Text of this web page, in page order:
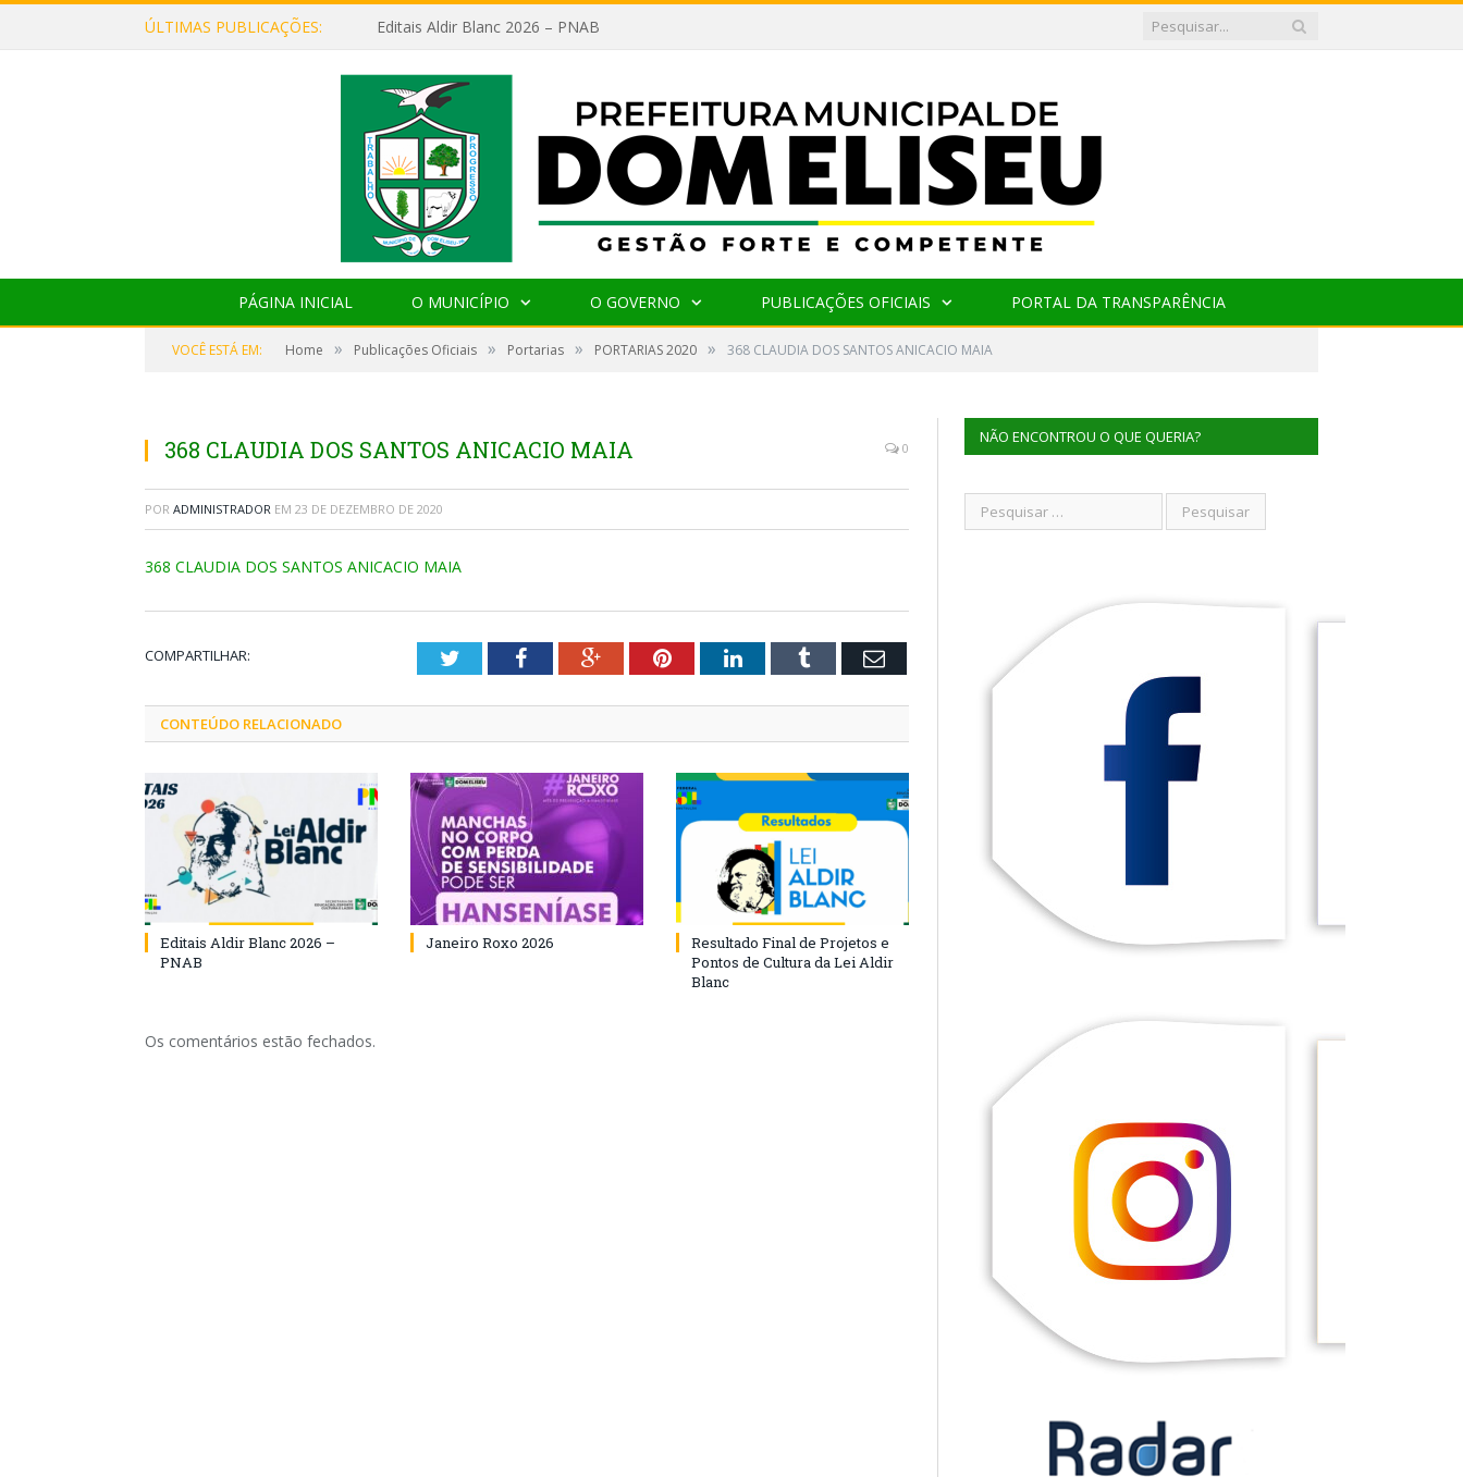
ÚLTIMAS PUBLICAÇÕES: Editais Aldir Blanc 2026 – PNAB
PÁGINA INICIAL O MUNICÍPIO O GOVERNO PUBLICAÇÕES OFICIAIS PORTAL DA TRANSPARÊNCIA
VOCÊ ESTÁ EM: Home » Publicações Oficiais » Portarias » PORTARIAS 2020 » 368 CLAUDIA DOS SANTOS ANICACIO MAIA
368 CLAUDIA DOS SANTOS ANICACIO MAIA 0
POR ADMINISTRADOR EM 23 DE DEZEMBRO DE 2020
368 CLAUDIA DOS SANTOS ANICACIO MAIA
COMPARTILHAR: TwitterFacebookGoogle+PinterestLinkedInTumblr Email
CONTEÚDO RELACIONADO
Editais Aldir Blanc 2026 –
PNAB
Janeiro Roxo 2026
Resultado Final de Projetos e
Pontos de Cultura da Lei Aldir
Blanc
Os comentários estão fechados.
NÃO ENCONTROU O QUE QUERIA?